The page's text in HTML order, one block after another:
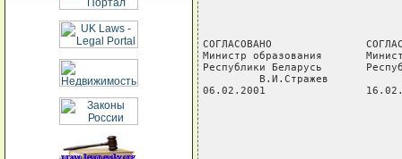
СОГЛАСОВАНО
Министр образования
Республики Беларусь
В.И.Стражев
06.02.2001